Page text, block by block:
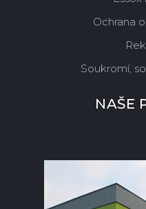
Ochrana
Soukromí,
NAŠE